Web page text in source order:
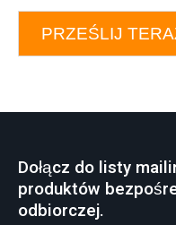
PRZEŚLIJ
Dołącz do listy
produktów
odbiorczej.